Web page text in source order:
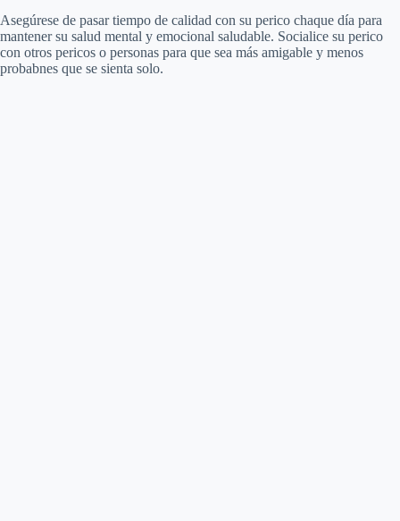
Asegúrese de pasar tiempo de calidad con su perico chaque día para
mantener su salud mental y emocional saludable. Socialice su perico
con otros pericos o personas para que sea más amigable y menos
probabnes que se sienta solo.